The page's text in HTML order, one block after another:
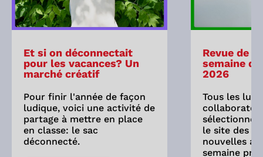
Et si on déconnectait
pour les vacances? Un
marché créatif
Pour finir l'année de façon
ludique, voici une activité de
partage à mettre en place
en classe: le sac
déconnecté.
Revue de
semaine
2026
Tous les
sélectionne
le site des
nouvelles
semaine